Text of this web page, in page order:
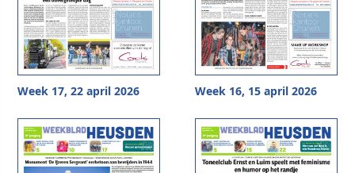
Week 17, 22 april 2026 Week 16, 15 april 2026